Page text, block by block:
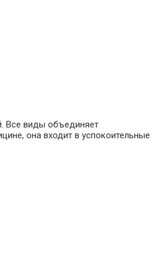
Все виды объединяет
она входит в успокоительные